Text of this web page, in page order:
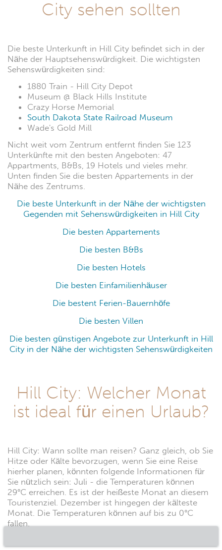
City sehen sollten
Die beste Unterkunft in Hill City befindet sich in der
Nähe der Hauptsehenswürdigkeit. Die wichtigsten
Sehenswürdigkeiten sind:
1880 Train - Hill City Depot
Museum @ Black Hills Institute
Crazy Horse Memorial
South Dakota State Railroad Museum
Wade's Gold Mill
Nicht weit vom Zentrum entfernt finden Sie 123
Unterkünfte mit den besten Angeboten: 47
Appartments, B&Bs, 19 Hotels und vieles mehr.
Unten finden Sie die besten Appartements in der
Nähe des Zentrums.
Die beste Unterkunft in der Nähe der wichtigsten
Gegenden mit Sehenswürdigkeiten in Hill City
Die besten Appartements
Die besten B&Bs
Die besten Hotels
Die besten Einfamilienhäuser
Die bestent Ferien-Bauernhöfe
Die besten Villen
Die besten günstigen Angebote zur Unterkunft in Hill
City in der Nähe der wichtigsten Sehenswürdigkeiten
Hill City: Welcher Monat
ist ideal für einen Urlaub?
Hill City: Wann sollte man reisen? Ganz gleich, ob Sie
Hitze oder Kälte bevorzugen, wenn Sie eine Reise
hierher planen, könnten folgende Informationen für
Sie nützlich sein: Juli - die Temperaturen können
29°C erreichen. Es ist der heißeste Monat an diesem
Touristenziel. Dezember ist hingegen der kälteste
Monat. Die Temperaturen können auf bis zu 0°C
fallen.